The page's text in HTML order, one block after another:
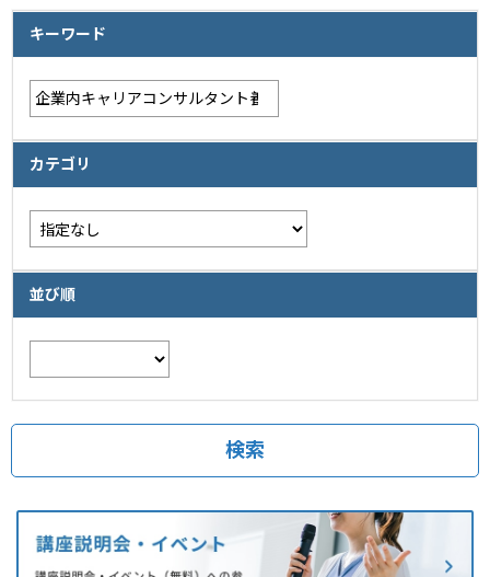
キーワード
カテゴリ
並び順